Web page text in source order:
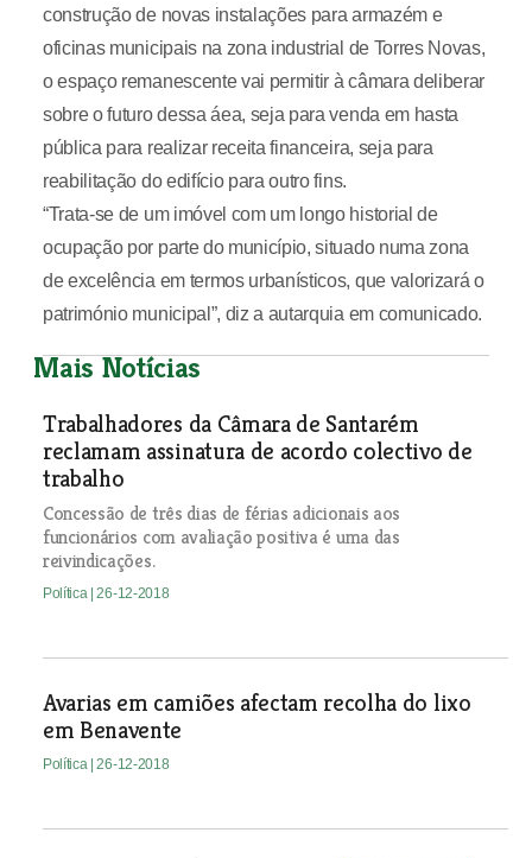
construção de novas instalações para armazém e
oficinas municipais na zona industrial de Torres Novas,
o espaço remanescente vai permitir à câmara deliberar
sobre o futuro dessa áea, seja para venda em hasta
pública para realizar receita financeira, seja para
reabilitação do edifício para outro fins.
“Trata-se de um imóvel com um longo historial de
ocupação por parte do município, situado numa zona
de excelência em termos urbanísticos, que valorizará o
património municipal”, diz a autarquia em comunicado.
Mais Notícias
Trabalhadores da Câmara de Santarém
reclamam assinatura de acordo colectivo de
trabalho
Concessão de três dias de férias adicionais aos
funcionários com avaliação positiva é uma das
reivindicações.
Política | 26-12-2018
Avarias em camiões afectam recolha do lixo
em Benavente
Política | 26-12-2018